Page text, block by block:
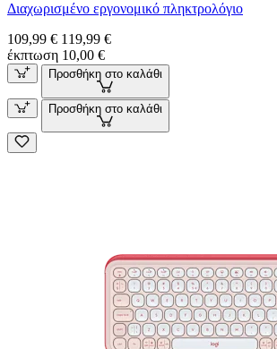
Διαχωρισμένο εργονομικό πληκτρολόγιο
109,99 € 119,99 €
έκπτωση 10,00 €
Προσθήκη στο καλάθι
Προσθήκη στο καλάθι